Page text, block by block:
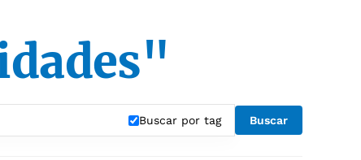
Buscar por tag Buscar